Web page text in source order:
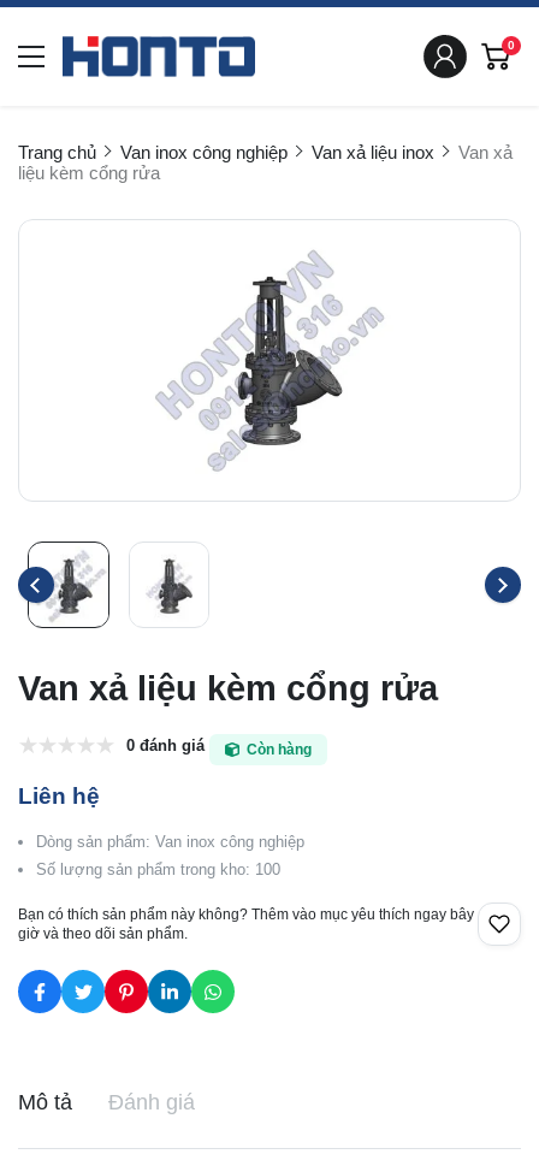
0
Trang chủ Van inox công nghiệp Van xả liệu inox
Van xả
liệu kèm cổng rửa
Van xả liệu kèm cổng rửa
0 đánh giá Còn hàng
Liên hệ
Dòng sản phẩm: Van inox công nghiệp
Số lượng sản phẩm trong kho: 100
Bạn có thích sản phẩm này không? Thêm vào mục yêu thích ngay bây
giờ và theo dõi sản phẩm.
Mô tả Đánh giá